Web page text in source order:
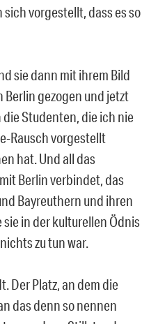
vorgestellt, dass es so
sie dann mit ihrem Bild
gezogen und jetzt
die Studenten, die ich nie
Rausch vorgestellt
hat. Und all das
Berlin verbindet, das
Bayreuthern und ihren
in der kulturellen Ödnis
zu tun war.
Der Platz, an dem die
das denn so nennen